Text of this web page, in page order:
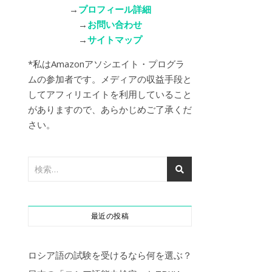
→ プロフィール詳細
→ お問い合わせ
→サイトマップ
*私はAmazonアソシエイト・プログラ
ムの参加者です。メディアの収益手段と
してアフィリエイトを利用していること
がありますので、あらかじめご了承くだ
さい。
最近の投稿
ロシア語の試験を受けるなら何を選ぶ？